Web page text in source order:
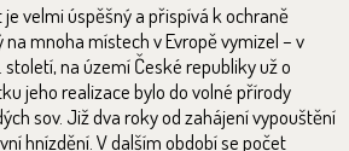
velmi úspěšný a přispívá k ochraně
mnoha místech v Evropě vymizel – v
na území České republiky už o
jeho realizace bylo do volné přírody
sov. Již dva roky od zahájení vypouštění
hnízdění. V dalším období se počet